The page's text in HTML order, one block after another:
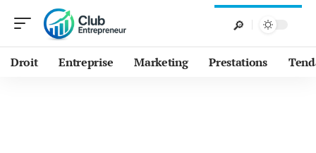
Droit Entreprise Marketing Prestations